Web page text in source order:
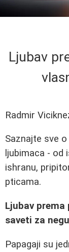
Ljubav
Radmir
Saznajte sve
ljubimaca - od
ishranu,
pticama.
Ljubav
saveti za negu
Papagaji su